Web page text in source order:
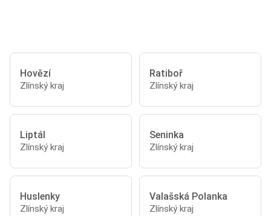
Hovězí
Zlínský kraj
Ratiboř
Zlínský kraj
Liptál
Zlínský kraj
Seninka
Zlínský kraj
Huslenky
Zlínský kraj
Valašská Polanka
Zlínský kraj